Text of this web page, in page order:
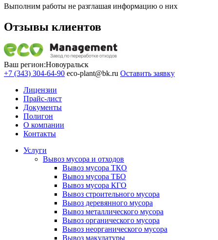
Выполним работы не разглашая информацию о них
Отзывы клиентов
Ваш регион:Новоуральск
+7 (343) 304-64-90 eco-plant@bk.ru Оставить заявку
Лицензии
Прайс-лист
Документы
Полигон
О компании
Контакты
Услуги
Вывоз мусора и отходов
Вывоз мусора ТКО
Вывоз мусора ТБО
Вывоз мусора КГО
Вывоз строительного мусора
Вывоз деревянного мусора
Вывоз металлического мусора
Вывоз органического мусора
Вывоз неорганического мусора
Вывоз макулатуры